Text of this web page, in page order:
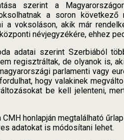
szerint a
a soron
a voksoláson, akik már
névjegyzékére, ehhez
adatai szerint Szerbiából
regisztráltak, de olyanok is,
parlamenti vagy
hogy valakinek
be kell jelenteni,
CMH honlapján megtalálható
adatokat is módosítani lehet.